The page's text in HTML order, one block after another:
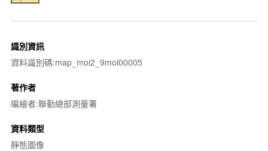
識別資訊
資料識別碼:map_moi2_9moi00005
著作者
編繪者:聯勤總部測量署
資料類型
靜態圖像